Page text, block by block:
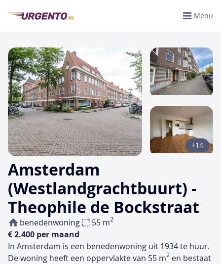
Menu
Amsterdam
(Westlandgrachtbuurt) -
Theophile de Bockstraat
benedenwoning 55 m2
€ 2.400 per maand
+14
In Amsterdam is een benedenwoning uit 1934 te huur.
De woning heeft een oppervlakte van 55 m2 en bestaat